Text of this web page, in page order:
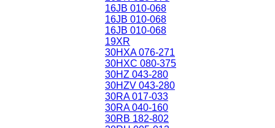
16JB 010-068
16JB 010-068
16JB 010-068
19XR
30HXA 076-271
30HXС 080-375
30HZ 043-280
30HZV 043-280
30RA 017-033
30RA 040-160
30RB 182-802